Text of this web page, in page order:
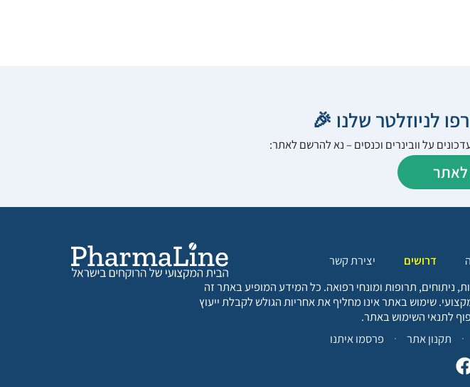
לניוזלטר שלנו 🎉
על וובינרים וכנסים – נא להרשם לאתר:
דרושים
יצירת קשר
ניתוחים, תרופות ומונחי רפואה. כל המידע המופיע באתר זה
שימוש באתר אינו מחליף את אחריות הגולש לקבלת ייעוץ
לתנאי השימוש באתר.
תקנון אתר פרסמו איתנו